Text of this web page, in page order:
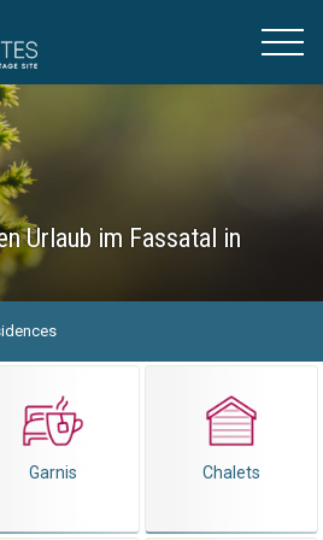
Urlaub im Fassatal in
Garnis Chalets